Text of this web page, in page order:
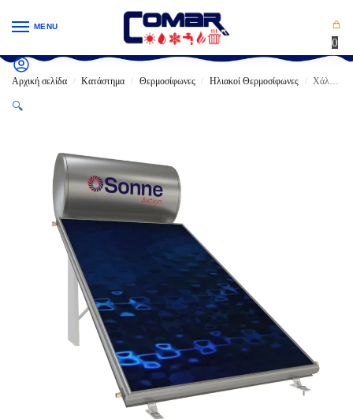
MENU
0
Αρχική σελίδα / Κατάστημα / Θερμοσίφωνες / Ηλιακοί Θερμοσίφωνες / Χάλκινος Ηλιακός θερμοσίφωνας Sonne 200lt/2.40m² Συλλέκτης Phaethon
🔍